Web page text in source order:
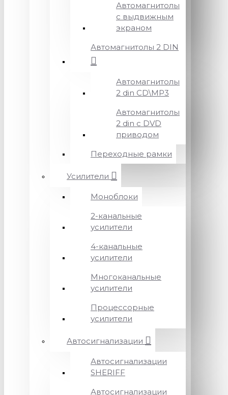
Автомагнитолы
с выдвижным
экраном
Автомагнитолы 2 DIN
Автомагнитолы
2 din CD\MP3
Автомагнитолы
2 din с DVD
приводом
Переходные рамки
Усилители
Моноблоки
2-канальные
усилители
4-канальные
усилители
Многоканальные
усилители
Процессорные
усилители
Автосигнализации
Автосигнализации
SHERIFF
Автосигнализации